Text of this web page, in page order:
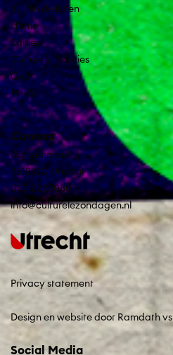
Buiten de lijnen
Home
Edities
Culturele locaties
Over
Foto's
Contact
Ganzenmarkt 1
3512 GC Utrecht
030 2323080
info@culturelezondagen.nl
Privacy statement
Design en website door Ramdathvs
Social Media